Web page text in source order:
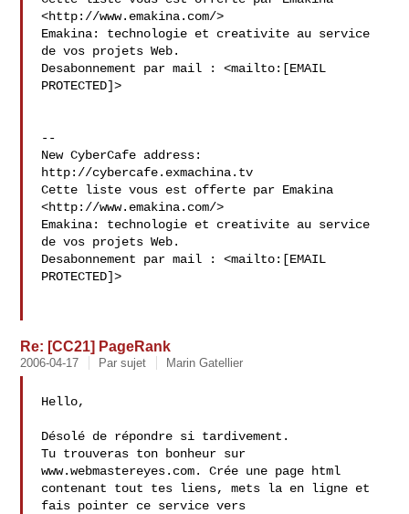
<http://www.emakina.com/>
Emakina: technologie et creativite au service
de vos projets Web.
Desabonnement par mail : <mailto:[EMAIL
PROTECTED]>
--
New CyberCafe address:
http://cybercafe.exmachina.tv
Cette liste vous est offerte par Emakina
<http://www.emakina.com/>
Emakina: technologie et creativite au service
de vos projets Web.
Desabonnement par mail : <mailto:[EMAIL
PROTECTED]>
Re: [CC21] PageRank
2006-04-17 Par sujet Marin Gatellier
Hello,
Désolé de répondre si tardivement.
Tu trouveras ton bonheur sur
www.webmastereyes.com. Crée une page html
contenant tout tes liens, mets la en ligne et
fais pointer ce service vers